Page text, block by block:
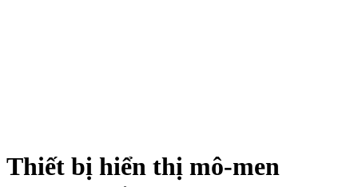
Thiết bị hiển thị mô-men